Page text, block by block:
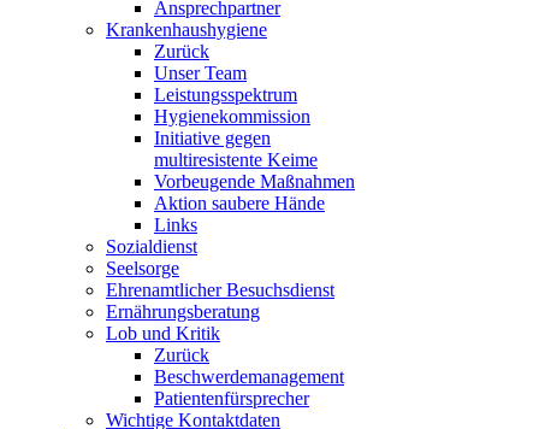
Ansprechpartner
Krankenhaushygiene
Zurück
Unser Team
Leistungsspektrum
Hygienekommission
Initiative gegen
multiresistente Keime
Vorbeugende Maßnahmen
Aktion saubere Hände
Links
Sozialdienst
Seelsorge
Ehrenamtlicher Besuchsdienst
Ernährungsberatung
Lob und Kritik
Zurück
Beschwerdemanagement
Patientenfürsprecher
Wichtige Kontaktdaten